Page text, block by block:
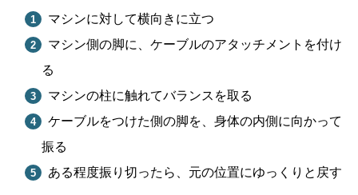
マシンに対して横向きに立つ
マシン側の脚に、ケーブルのアタッチメントを付け
る
マシンの柱に触れてバランスを取る
ケーブルをつけた側の脚を、身体の内側に向かって
振る
ある程度振り切ったら、元の位置にゆっくりと戻す